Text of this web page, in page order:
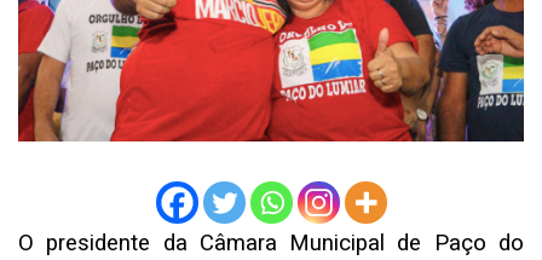
O presidente da Câmara Municipal de Paço do